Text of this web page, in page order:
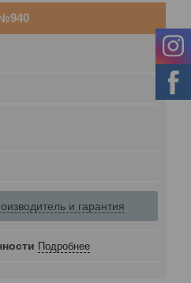
и гарантия
Подробнее